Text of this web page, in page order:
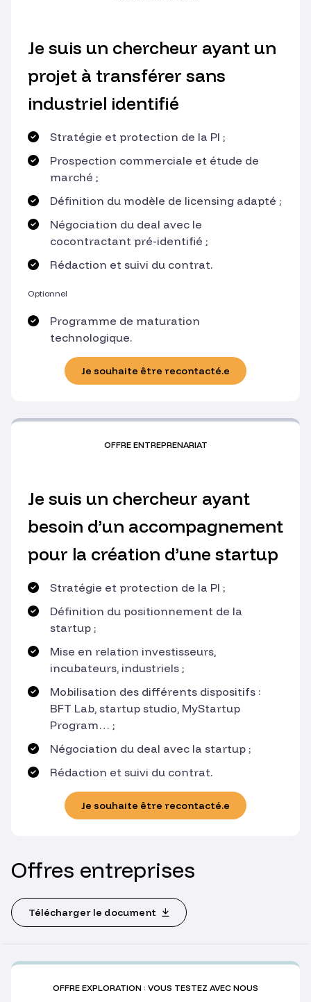
Je suis un chercheur ayant un
projet à transférer sans
industriel identifié
Stratégie et protection de la PI ;
Prospection commerciale et étude de
marché ;
Définition du modèle de licensing adapté ;
Négociation du deal avec le
cocontractant pré-identifié ;
Rédaction et suivi du contrat.
Optionnel
Programme de maturation
technologique.
Je souhaite être recontacté.e
OFFRE ENTREPRENARIAT
Je suis un chercheur ayant
besoin d’un accompagnement
pour la création d’une startup
Stratégie et protection de la PI ;
Définition du positionnement de la
startup ;
Mise en relation investisseurs,
incubateurs, industriels ;
Mobilisation des différents dispositifs :
BFT Lab, startup studio, MyStartup
Program… ;
Négociation du deal avec la startup ;
Rédaction et suivi du contrat.
Je souhaite être recontacté.e
Offres entreprises
Télécharger le document
OFFRE EXPLORATION : VOUS TESTEZ AVEC NOUS